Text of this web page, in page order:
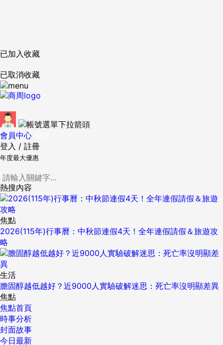
已加入收藏
已取消收藏
會員中心
登入 / 註冊
年度最大優惠
熱搜內容
焦點
2026(115年)行事曆：中秋節連假4天！全年連假請假＆旅遊攻
略
生活
膽固醇越低越好？近9000人實驗破解迷思：死亡率沒明顯差異
焦點
焦點首頁
時事分析
封面故事
今日最新